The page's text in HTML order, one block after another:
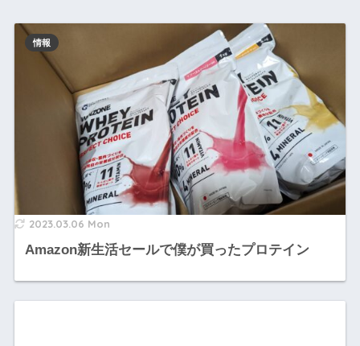
2023.03.06 Mon
Amazon新生活セールで僕が買ったプロテイン
情報